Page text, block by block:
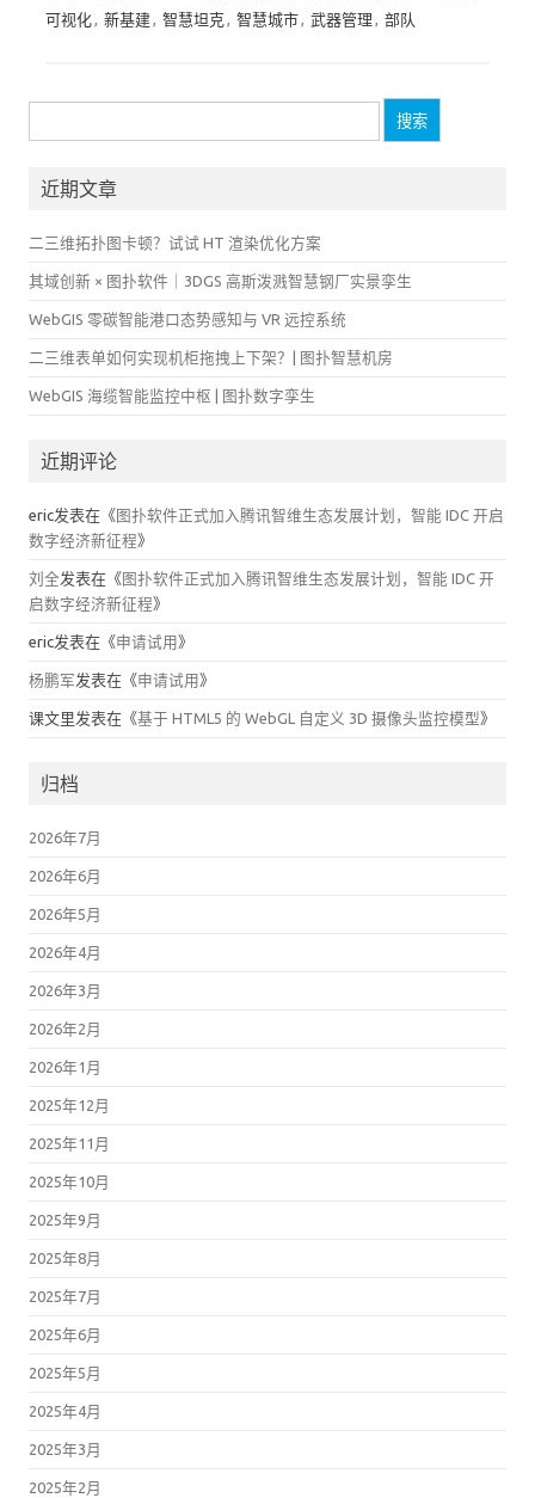
可视化, 新基建, 智慧坦克, 智慧城市, 武器管理 , 部队
索：
近期文章
二三维拓扑图卡顿？试试 HT 渲染优化方案
其域创新 × 图扑软件｜3DGS 高斯泼溅智慧钢厂实景孪生
WebGIS 零碳智能港口态势感知与 VR 远控系统
二三维表单如何实现机柜拖拽上下架？| 图扑智慧机房
WebGIS 海缆智能监控中枢 | 图扑数字孪生
近期评论
eric发表在《 图扑软件正式加入腾讯智维生态发展计划，智能 IDC 开启
数字经济新征程》
刘全发表在《 图扑软件正式加入腾讯智维生态发展计划，智能 IDC 开
启数字经济新征程》
eric发表在《申请试用 》
杨鹏军发表在《申请试用 》
课文里发表在《基于 HTML5 的 WebGL 自定义 3D 摄像头监控模型》
归档
2026年7月
2026年6月
2026年5月
2026年4月
2026年3月
2026年2月
2026年1月
2025年12月
2025年11月
2025年10月
2025年9月
2025年8月
2025年7月
2025年6月
2025年5月
2025年4月
2025年3月
2025年2月